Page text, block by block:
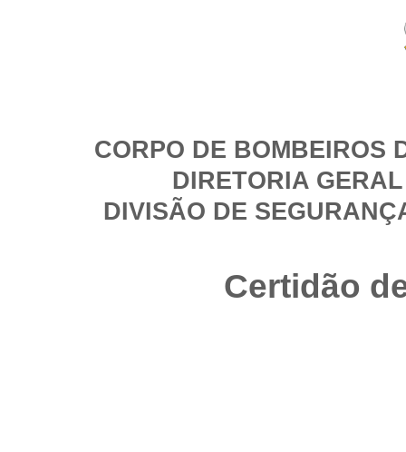
CORPO DE BOMBEIROS
DIRETORIA
DIVISÃO DE
Certidão